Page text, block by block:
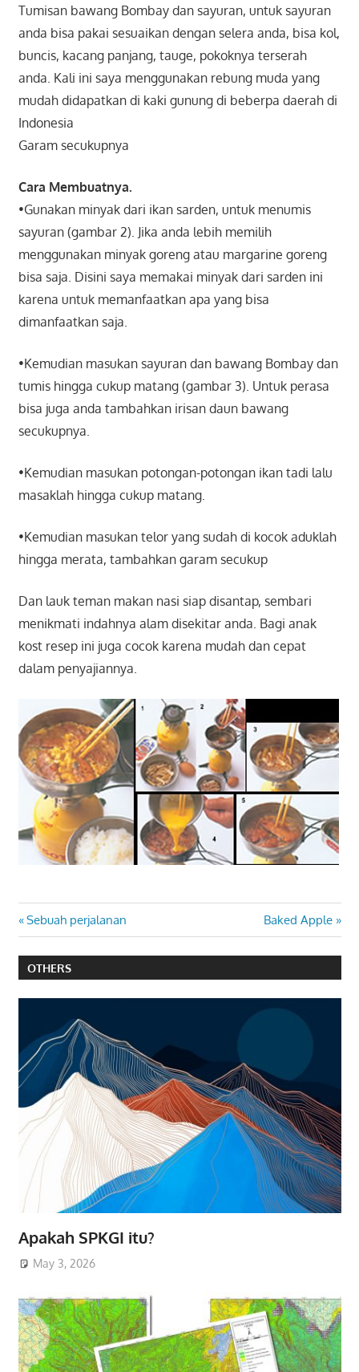
Tumisan bawang Bombay dan sayuran, untuk sayuran
anda bisa pakai sesuaikan dengan selera anda, bisa kol,
buncis, kacang panjang, tauge, pokoknya terserah
anda. Kali ini saya menggunakan rebung muda yang
mudah didapatkan di kaki gunung di beberpa daerah di
Indonesia
Garam secukupnya
Cara Membuatnya.
•Gunakan minyak dari ikan sarden, untuk menumis
sayuran (gambar 2). Jika anda lebih memilih
menggunakan minyak goreng atau margarine goreng
bisa saja. Disini saya memakai minyak dari sarden ini
karena untuk memanfaatkan apa yang bisa
dimanfaatkan saja.
•Kemudian masukan sayuran dan bawang Bombay dan
tumis hingga cukup matang (gambar 3). Untuk perasa
bisa juga anda tambahkan irisan daun bawang
secukupnya.
•Kemudian masukan potongan-potongan ikan tadi lalu
masaklah hingga cukup matang.
•Kemudian masukan telor yang sudah di kocok aduklah
hingga merata, tambahkan garam secukup
Dan lauk teman makan nasi siap disantap, sembari
menikmati indahnya alam disekitar anda. Bagi anak
kost resep ini juga cocok karena mudah dan cepat
dalam penyajiannya.
Post
navigation
Previous
Post:
Sebuah perjalanan
Next
Post:
Baked Apple
OTHERS
Apakah SPKGI itu?
May 3, 2026